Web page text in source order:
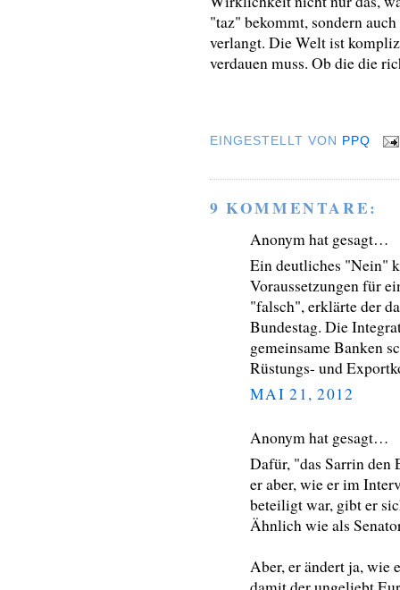
"taz" bekommt, sondern
verlangt. Die Welt ist
verdauen muss. Ob die die
EINGESTELLT VON PPQ
9 KOMMENTARE:
Anonym hat gesagt…
Ein deutliches "Nein"
Voraussetzungen für
"falsch", erklärte der
Bundestag. Die
gemeinsame Banken
Rüstungs- und
MAI 21, 2012
Anonym hat gesagt…
Dafür, "das Sarrin den
er aber, wie er im
beteiligt war, gibt er
Ähnlich wie als
Aber, er ändert ja, wie